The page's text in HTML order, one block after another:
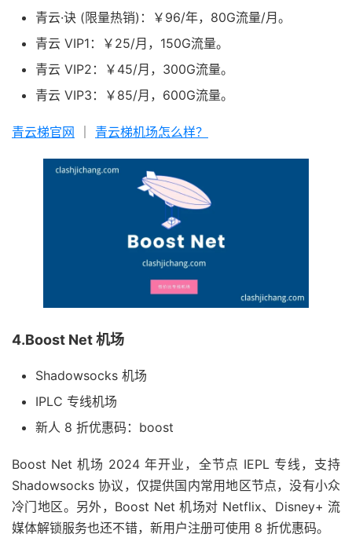
青云·诀 (限量热销)：￥96/年，80G流量/月。
青云 VIP1：￥25/月，150G流量。
青云 VIP2：￥45/月，300G流量。
青云 VIP3：￥85/月，600G流量。
青云梯官网 青云梯机场怎么样？
4.Boost Net 机场
Shadowsocks 机场
IPLC 专线机场
新人 8 折优惠码：boost
Boost Net 机场 2024 年开业，全节点 IEPL 专线，支持
Shadowsocks 协议，仅提供国内常用地区节点，没有小众
冷门地区。另外，Boost Net 机场对 Netflix、Disney+ 流
媒体解锁服务也还不错，新用户注册可使用 8 折优惠码。